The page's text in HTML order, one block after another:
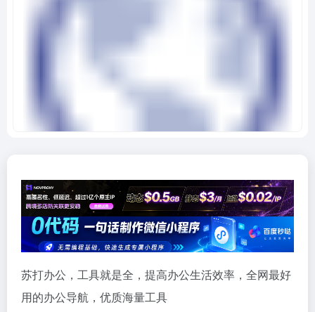
苏打办公，工具就是全，提高办公生活效率，全网最好
用的办公导航，优质海量工具